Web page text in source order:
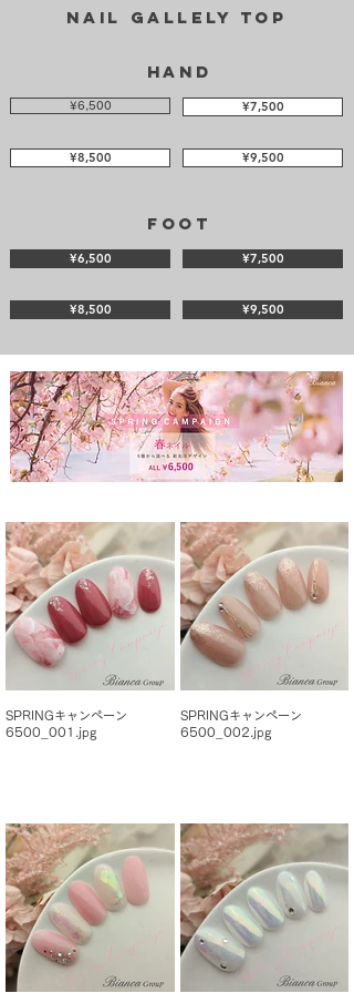
Nail Gallely TOP
HAND
¥6,500 ¥7,500
¥8,500 ¥9,500
FOOT
¥6,500 ¥7,500
¥8,500 ¥9,500
SPRINGキャンペーン
6500_001.jpg
SPRINGキャンペーン
6500_002.jpg